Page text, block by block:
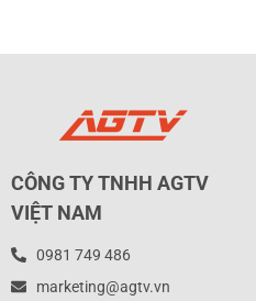
CÔNG TY TNHH AGTV
VIỆT NAM
0981 749 486
marketing@agtv.vn